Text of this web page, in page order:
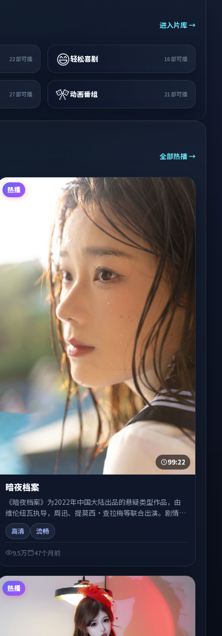
进入片库 →
22部可播 😄轻松喜剧 16部可播
27部可播 🎌动画番组 21 部可播
全部热播 →
热播
99:22
暗夜档案
《暗夜档案》为2022年中国大陆出品的悬疑类型作品，由
维伦纽瓦执导，周迅、提莫西·查拉梅等联合出演。剧情在
人物弧光与节奏推进中展开，兼具叙事张力与视听质感。适
合关注国产在线观看、热播国产剧与院线佳片的观众收藏与
高清 流畅
9.5万 47个月前
热播